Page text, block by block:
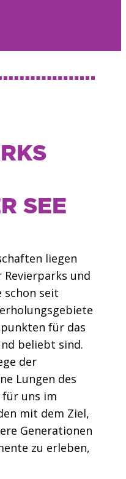
SEE
liegen
und
schon seit
für das
beliebt sind.
der
Lungen des
für uns im
mit dem Ziel,
Generationen
zu erleben,